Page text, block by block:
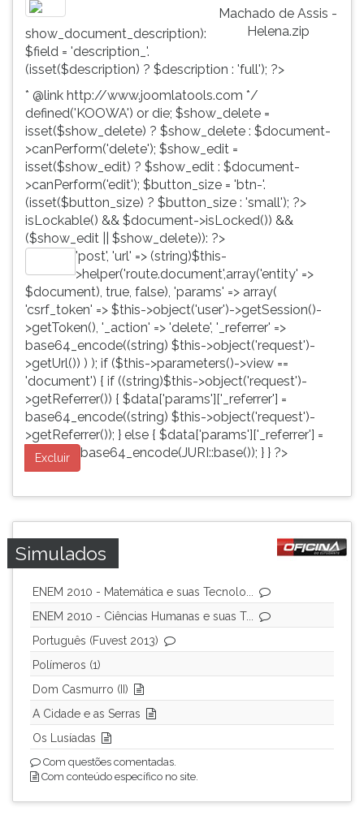
Machado de Assis -
Helena.zip
show_document_description):
$field = 'description_'.
(isset($description) ? $description : 'full'); ?>
* @link http://www.joomlatools.com */
defined('KOOWA') or die; $show_delete =
isset($show_delete) ? $show_delete : $document-
>canPerform('delete'); $show_edit =
isset($show_edit) ? $show_edit : $document-
>canPerform('edit'); $button_size = 'btn-'.
(isset($button_size) ? $button_size : 'small'); ?>
isLockable() && $document->isLocked()) &&
($show_edit || $show_delete)): ?>
'post', 'url' => (string)$this-
>helper('route.document',array('entity' =>
$document), true, false), 'params' => array(
'csrf_token' => $this->object('user')->getSession()-
>getToken(), '_action' => 'delete', '_referrer' =>
base64_encode((string) $this->object('request')-
>getUrl()) ) ); if ($this->parameters()->view ==
'document') { if ((string)$this->object('request')-
>getReferrer()) { $data['params']['_referrer'] =
base64_encode((string) $this->object('request')-
>getReferrer()); } else { $data['params']['_referrer'] =
base64_encode(JURI::base()); } } ?>
Excluir
Simulados
ENEM 2010 - Matemática e suas Tecnolo...
ENEM 2010 - Ciências Humanas e suas T...
Português (Fuvest 2013)
Polímeros (1)
Dom Casmurro (II)
A Cidade e as Serras
Os Lusíadas
Com questões comentadas.
Com conteúdo específico no site.